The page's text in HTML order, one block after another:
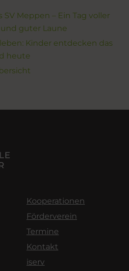
Meppen – Ein Tag voller
guter Laune
Kinder entdecken das
heute
Kooperationen
Förderverein
Termine
Kontakt
iserv